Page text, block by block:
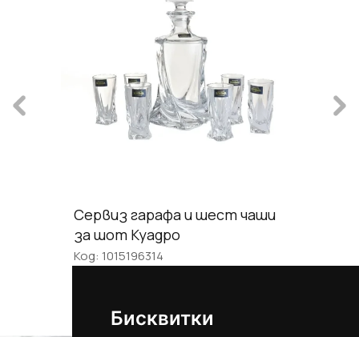
Бисквитки
Сервиз гарафа и шест чаши
за шот Куадро
Код: 1015196314